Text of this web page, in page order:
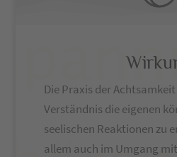
Die Praxis der
Verständnis die eigenen
seelischen Reaktionen zu
allem auch im Umgang